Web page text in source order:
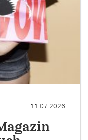
11.07.2026